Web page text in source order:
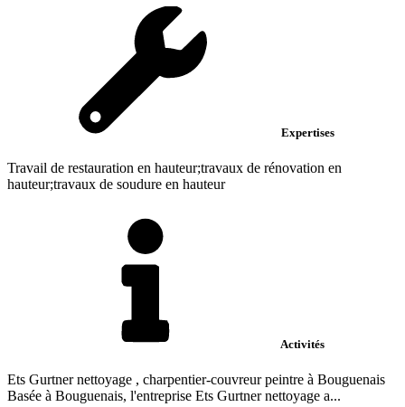
Expertises
Travail de restauration en hauteur;travaux de rénovation en
hauteur;travaux de soudure en hauteur
Activités
Ets Gurtner nettoyage , charpentier-couvreur peintre à Bouguenais
Basée à Bouguenais, l'entreprise Ets Gurtner nettoyage a...